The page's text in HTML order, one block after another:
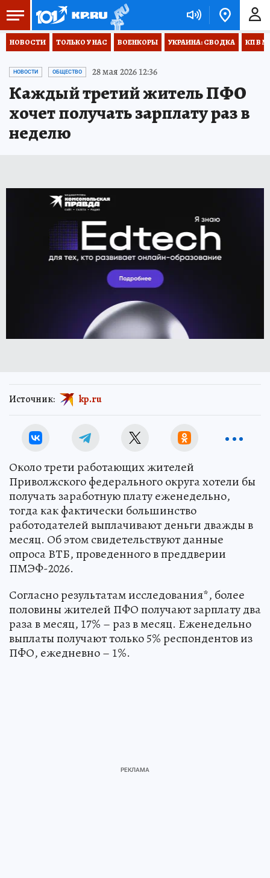
НОВОСТИ ТОЛЬКО У НАС ВОЕНКОРЫ УКРАИНА: СВОДКА КП В
НОВОСТИ ОБЩЕСТВО 28 мая 2026 12:36
Каждый третий житель ПФО
хочет получать зарплату раз в
неделю
Источник: kp.ru
Около трети работающих жителей
Приволжского федерального округа хотели бы
получать заработную плату еженедельно,
тогда как фактически большинство
работодателей выплачивают деньги дважды в
месяц. Об этом свидетельствуют данные
опроса ВТБ, проведенного в преддверии
ПМЭФ-2026.
Согласно результатам исследования*, более
половины жителей ПФО получают зарплату два
раза в месяц, 17% – раз в месяц. Еженедельно
выплаты получают только 5% респондентов из
ПФО, ежедневно – 1%.